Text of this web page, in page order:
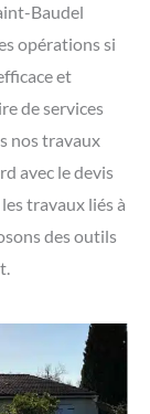
Baudel
opérations si
et
de services
nos travaux
avec le devis
travaux liés à
des outils